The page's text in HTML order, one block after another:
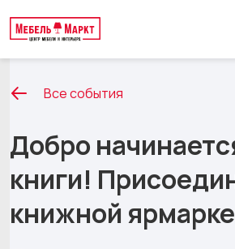
Все события
Добро
книги!
книжной